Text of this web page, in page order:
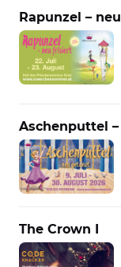
Rapunzel –
Aschenputtel
The Crown I